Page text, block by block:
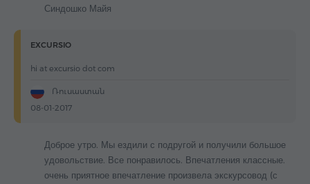
Синдошко Майя
EXCURSIO
hi at excursio dot com
Ռուսաստան
08-01-2017
Доброе утро. Мы ездили с подругой и получили большое
удовольствие. Все понравилось. Впечатления классные.
очень приятное впечатление произвела экскурсовод (с